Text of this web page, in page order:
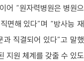
어 “원자력병원은 병원으
면해 있다”며 “방사능 재
직결되어 있다”고 말했
지원 체계를 갖출 수 있도